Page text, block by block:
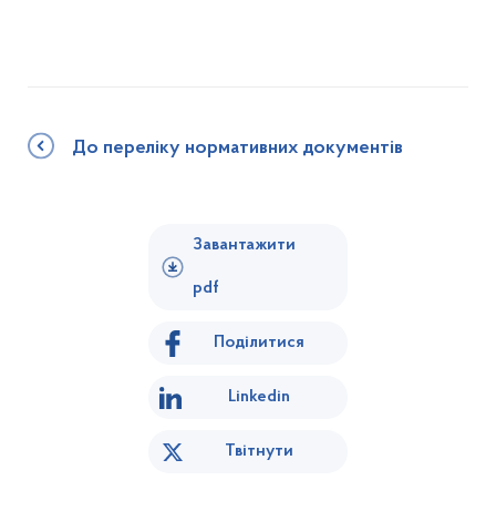
До переліку нормативних документів
Завантажити
pdf
Поділитися
Linkedin
Твітнути